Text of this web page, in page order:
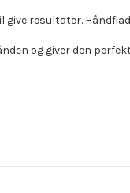
give resultater.
og giver den